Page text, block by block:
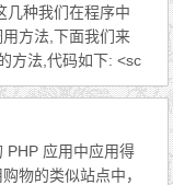
出来，查了一些资
...
几种我们在程序中
方法,下面我们来
方法,代码如下: <sc
src="fckeditor/fcke
method="POS
...
PHP 应用中应用得
物的类似站点中，